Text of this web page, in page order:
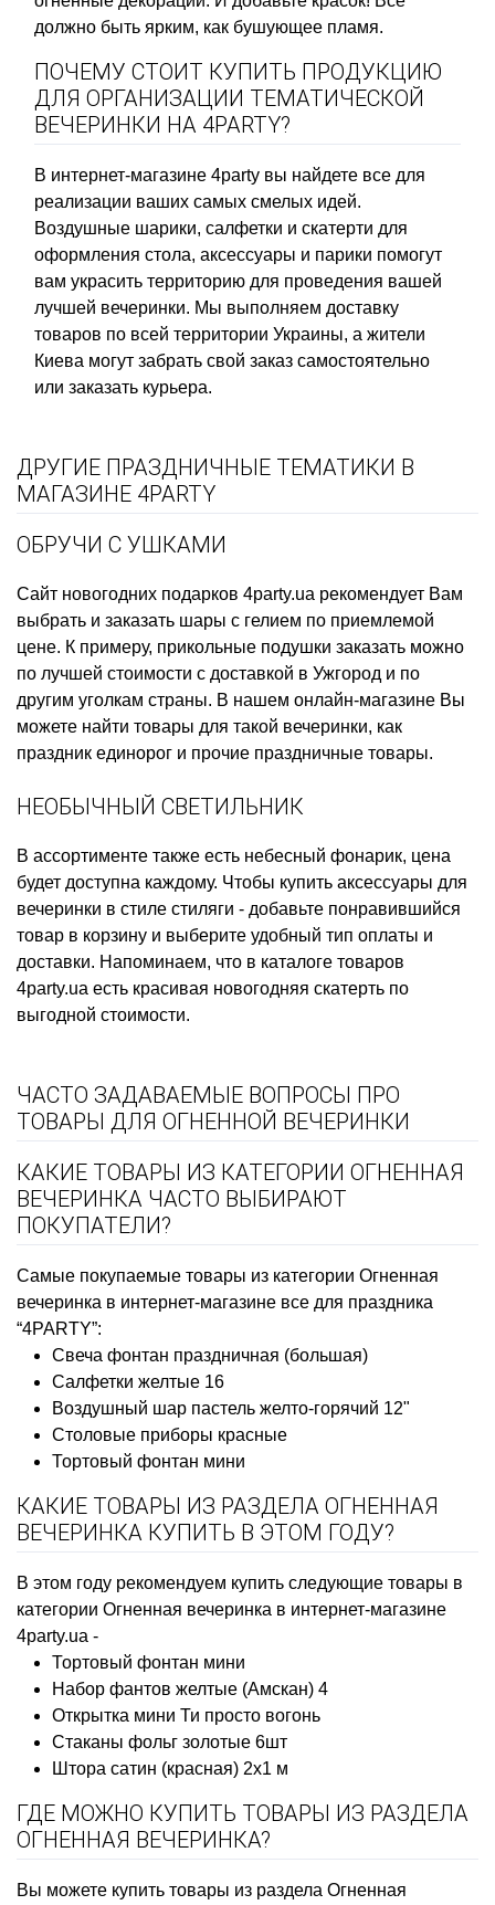
должно быть ярким, как бушующее пламя.
ПОЧЕМУ СТОИТ КУПИТЬ ПРОДУКЦИЮ
ДЛЯ ОРГАНИЗАЦИИ ТЕМАТИЧЕСКОЙ
ВЕЧЕРИНКИ НА 4PARTY?
В интернет-магазине 4party вы найдете все для
реализации ваших самых смелых идей.
Воздушные шарики, салфетки и скатерти для
оформления стола, аксессуары и парики помогут
вам украсить территорию для проведения вашей
лучшей вечеринки. Мы выполняем доставку
товаров по всей территории Украины, а жители
Киева могут забрать свой заказ самостоятельно
или заказать курьера.
ДРУГИЕ ПРАЗДНИЧНЫЕ ТЕМАТИКИ В
МАГАЗИНЕ 4PARTY
ОБРУЧИ С УШКАМИ
Сайт новогодних подарков 4party.ua рекомендует Вам
выбрать и заказать шары с гелием по приемлемой
цене. К примеру, прикольные подушки заказать можно
по лучшей стоимости с доставкой в Ужгород и по
другим уголкам страны. В нашем онлайн-магазине Вы
можете найти товары для такой вечеринки, как
праздник единорог и прочие праздничные товары.
НЕОБЫЧНЫЙ СВЕТИЛЬНИК
В ассортименте также есть небесный фонарик, цена
будет доступна каждому. Чтобы купить аксессуары для
вечеринки в стиле стиляги - добавьте понравившийся
товар в корзину и выберите удобный тип оплаты и
доставки. Напоминаем, что в каталоге товаров
4party.ua есть красивая новогодняя скатерть по
выгодной стоимости.
ЧАСТО ЗАДАВАЕМЫЕ ВОПРОСЫ ПРО
ТОВАРЫ ДЛЯ ОГНЕННОЙ ВЕЧЕРИНКИ
КАКИЕ ТОВАРЫ ИЗ КАТЕГОРИИ ОГНЕННАЯ
ВЕЧЕРИНКА ЧАСТО ВЫБИРАЮТ
ПОКУПАТЕЛИ?
Самые покупаемые товары из категории Огненная
вечеринка в интернет-магазине все для праздника
“4PARTY”:
Свеча фонтан праздничная (большая)
Салфетки желтые 16
Воздушный шар пастель желто-горячий 12"
Столовые приборы красные
Тортовый фонтан мини
КАКИЕ ТОВАРЫ ИЗ РАЗДЕЛА ОГНЕННАЯ
ВЕЧЕРИНКА КУПИТЬ В ЭТОМ ГОДУ?
В этом году рекомендуем купить следующие товары в
категории Огненная вечеринка в интернет-магазине
4party.ua -
Тортовый фонтан мини
Набор фантов желтые (Амскан) 4
Открытка мини Ти просто вогонь
Стаканы фольг золотые 6шт
Штора сатин (красная) 2х1 м
ГДЕ МОЖНО КУПИТЬ ТОВАРЫ ИЗ РАЗДЕЛА
ОГНЕННАЯ ВЕЧЕРИНКА?
Вы можете купить товары из раздела Огненная